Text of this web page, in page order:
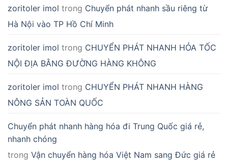
zoritoler imol trong Chuyển phát nhanh sầu riêng từ
Hà Nội vào TP Hồ Chí Minh
zoritoler imol trong CHUYỂN PHÁT NHANH HỎA TỐC
NỘI ĐỊA BẰNG ĐƯỜNG HÀNG KHÔNG
zoritoler imol trong CHUYỂN PHÁT NHANH HÀNG
NÔNG SẢN TOÀN QUỐC
Chuyển phát nhanh hàng hóa đi Trung Quốc giá rẻ,
nhanh chóng
trong Vận chuyển hàng hóa Việt Nam sang Đức giá rẻ